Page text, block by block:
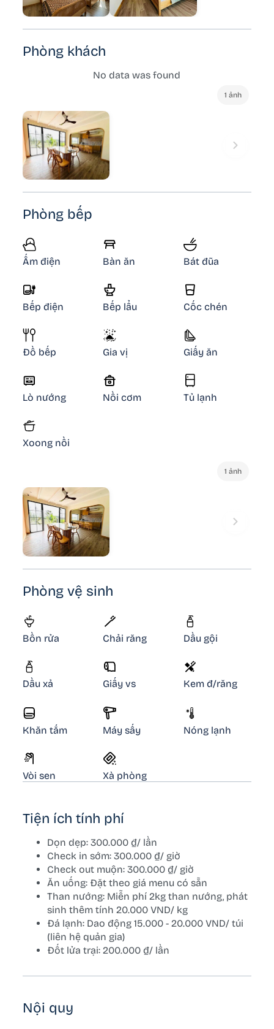
Phòng khách
No data was found
1 ảnh
Phòng bếp
Ấm điện Bàn ăn Bát đũa
Bếp điện Bếp lẩu Cốc chén
Đồ bếp Gia vị Giấy ăn
Lò nướng Nồi cơm Tủ lạnh
Xoong nồi
1 ảnh
Phòng vệ sinh
Bồn rửa Chải răng Dầu gội
Dầu xả Giấy vs Kem đ/răng
Khăn tắm Máy sấy Nóng lạnh
Vòi sen Xà phòng
Tiện ích tính phí
Dọn dẹp: 300.000 ₫/ lần
Check in sớm: 300.000 ₫/ giờ
Check out muộn: 300.000 ₫/ giờ
Ăn uống: Đặt theo giá menu có sẵn
Than nướng: Miễn phí 2kg than nướng, phát
sinh thêm tính 20.000 VND/ kg
Đá lạnh: Dao động 15.000 - 20.000 VND/ túi
(liên hệ quản gia)
Đốt lửa trại: 200.000 ₫/ lần
Nội quy